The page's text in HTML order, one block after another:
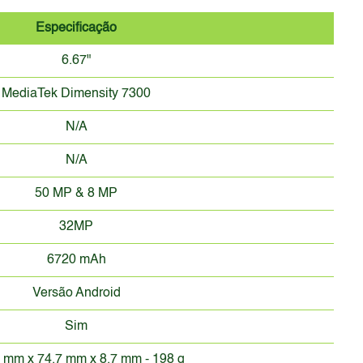
Especificação
6.67"
MediaTek Dimensity 7300
N/A
N/A
50 MP & 8 MP
32MP
6720 mAh
Versão Android
Sim
mm x 74.7 mm x 8.7 mm - 198 g